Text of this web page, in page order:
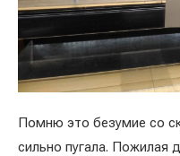
Помню это безумие со
сильно пугала. Пожилая